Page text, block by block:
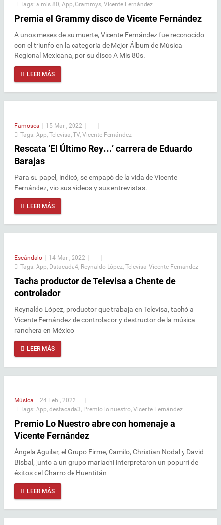
Tags: a mis 80 App Grammys Vicente Fernández
Premia el Grammy disco de Vicente Fernández
A unos meses de su muerte, Vicente Fernández fue reconocido
con el triunfo en la categoría de Mejor Álbum de Música
Regional Mexicana, por su disco A Mis 80s.
LEER MÁS
Famosos | 15 Mar , 2022 | |
|
Tags: App Televisa TV, Vicente Fernández
Rescata ‘El Último Rey…’ carrera de Eduardo
Barajas
Para su papel, indicó, se empapó de la vida de Vicente
Fernández, vio sus videos y sus entrevistas.
LEER MÁS
Escándalo | 14 Mar , 2022 | |
|
Tags: App Dstacada4 Reynaldo López Televisa Vicente Fernández
Tacha productor de Televisa a Chente de
controlador
Reynaldo López, productor que trabaja en Televisa, tachó a
Vicente Fernández de controlador y destructor de la música
ranchera en México
LEER MÁS
Música | 24 Feb , 2022 | |
|
Tags: App destacada3 Premio lo nuestro Vicente Fernández
Premio Lo Nuestro abre con homenaje a
Vicente Fernández
Ángela Aguilar, el Grupo Firme, Camilo, Christian Nodal y David
Bisbal, junto a un grupo mariachi interpretaron un popurrí de
éxitos del Charro de Huentitán
LEER MÁS